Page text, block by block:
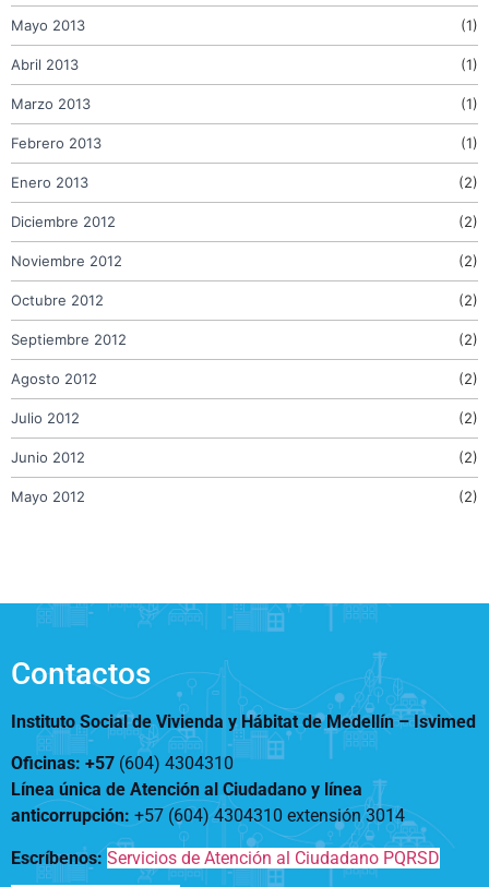
Mayo 2013 (1)
Abril 2013 (1)
Marzo 2013 (1)
Febrero 2013 (1)
Enero 2013 (2)
Diciembre 2012 (2)
Noviembre 2012 (2)
Octubre 2012 (2)
Septiembre 2012 (2)
Agosto 2012 (2)
Julio 2012 (2)
Junio 2012 (2)
Mayo 2012 (2)
Contactos
Instituto Social de Vivienda y Hábitat de Medellín –Isvimed
Oficinas: +57 (604) 4304310
Línea única de Atención al Ciudadano y línea
anticorrupción: +57 (604) 4304310 extensión3014
Escríbenos: Servicios de Atención al Ciudadano PQRSD